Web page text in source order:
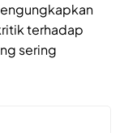
terhadap
sering